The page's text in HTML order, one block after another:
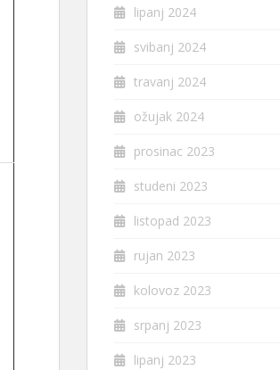
lipanj 2024
svibanj 2024
travanj 2024
ožujak 2024
prosinac 2023
studeni 2023
listopad 2023
rujan 2023
kolovoz 2023
srpanj 2023
lipanj 2023